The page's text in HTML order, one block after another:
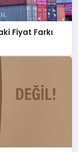
Fiyat Farkı